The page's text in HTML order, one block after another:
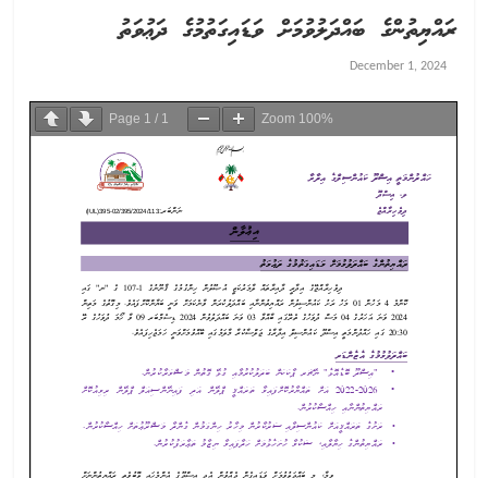
ރައްޔިތުންގެ ބައްދަލުވުމަށް ވަޑައިގަތުމުގެ ދަޢުވަތު
December 1, 2024
Page 1 / 1 Zoom 100%